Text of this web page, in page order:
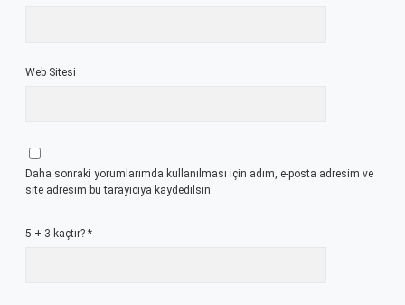
Web Sitesi
Daha sonraki yorumlarımda kullanılması için adım, e-posta adresim ve
site adresim bu tarayıcıya kaydedilsin.
5 + 3 kaçtır? *